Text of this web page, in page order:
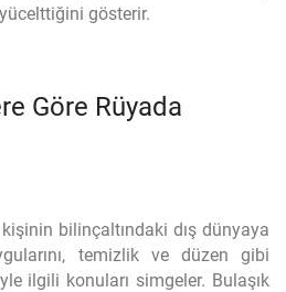
gösterir.
Göre Rüyada
bilinçaltındaki dış dünyaya
temizlik ve düzen gibi
ilgili konuları simgeler. Bulaşık